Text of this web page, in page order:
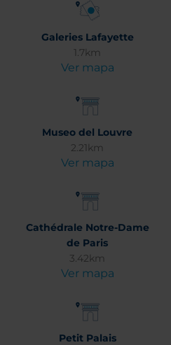
Galeries Lafayette
1.7km
Ver mapa
Museo del Louvre
2.21km
Ver mapa
Cathédrale Notre-Dame
de Paris
3.42km
Ver mapa
Petit Palais